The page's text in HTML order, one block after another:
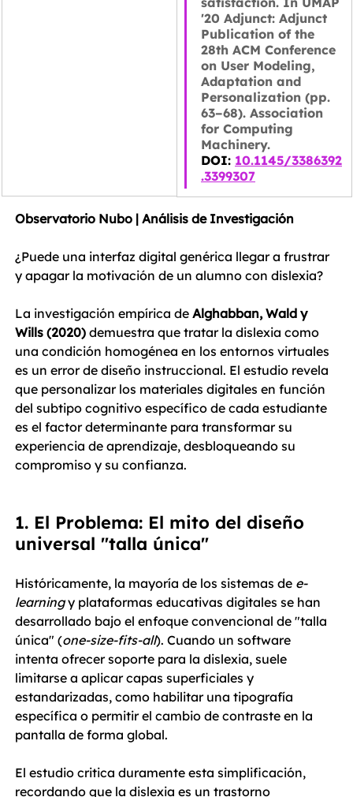
'20 Adjunct: Adjunct
Publication of the
28th ACM Conference
on User Modeling,
Adaptation and
Personalization (pp.
63–68). Association
for Computing
Machinery.
DOI: 10.1145/3386392
.3399307
Observatorio Nubo | Análisis de Investigación
¿Puede una interfaz digital genérica llegar a frustrar
y apagar la motivación de un alumno con dislexia?
La investigación empírica de Alghabban, Wald y
Wills (2020) demuestra que tratar la dislexia como
una condición homogénea en los entornos virtuales
es un error de diseño instruccional. El estudio revela
que personalizar los materiales digitales en función
del subtipo cognitivo específico de cada estudiante
es el factor determinante para transformar su
experiencia de aprendizaje, desbloqueando su
compromiso y su confianza.
1. El Problema: El mito del diseño
universal "talla única"
Históricamente, la mayoría de los sistemas de e-
learning y plataformas educativas digitales se han
desarrollado bajo el enfoque convencional de "talla
única" (one-size-fits-all). Cuando un software
intenta ofrecer soporte para la dislexia, suele
limitarse a aplicar capas superficiales y
estandarizadas, como habilitar una tipografía
específica o permitir el cambio de contraste en la
pantalla de forma global.
El estudio critica duramente esta simplificación,
recordando que la dislexia es un trastorno